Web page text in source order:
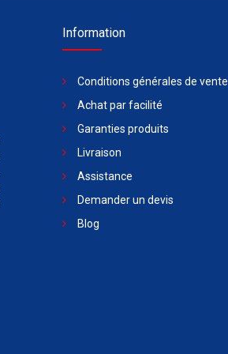
Information
Conditions générales de vente
Achat par facilité
Garanties produits
Livraison
Assistance
Demander un devis
Blog